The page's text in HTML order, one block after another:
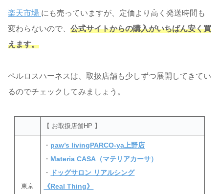
楽天市場 にも売っていますが、定価より高く発送時間も
変わらないので、 公式サイトからの購入がいちばん安く買
えます。
ペルロスハーネスは、取扱店舗も少しずつ展開してきてい
るのでチェックしてみましょう。
【 お取扱店舗HP 】
東京
・ paw’s livingPARCO-ya上野店
・ Materia CASA（マテリアカーサ）
・
ドッグサロン リアルシング
《Real Thing》